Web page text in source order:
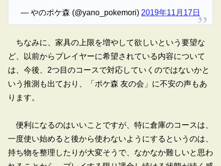
— やのポケ森 (@yano_pokemori) 2019年11月17日
ちなみに、家具の上限を増やして欲しいという要望な
ど、以前からプレイヤーに希望されている内容について
は、今後、2つ目のコースで対応していくのではないかと
いう推測も出ており、「ポケ森 友の会」に不安の声もあ
ります。
便利になるのはいいことですが、特に倉庫のコースは、
一度使い始めると後から使わないようにするというのは、
持ち物を整理したりが大変そうで、なかなか難しいと思わ